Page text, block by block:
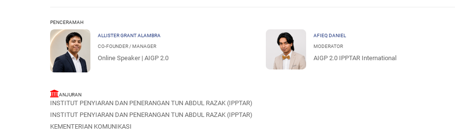
PENCERAMAH
ALLISTER GRANT ALAMBRA
CO-FOUNDER / MANAGER
Online Speaker | AIGP 2.0
AFIEQ DANIEL
MODERATOR
AIGP 2.0 IPPTAR International
ANJURAN
INSTITUT PENYIARAN DAN PENERANGAN TUN ABDUL RAZAK (IPPTAR)
INSTITUT PENYIARAN DAN PENERANGAN TUN ABDUL RAZAK (IPPTAR)
KEMENTERIAN KOMUNIKASI